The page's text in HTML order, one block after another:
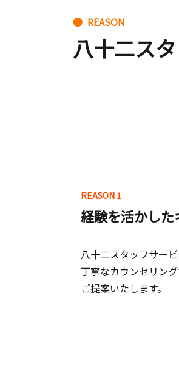
● REASON
八十二ス
REASON 1
経験を活かし
八十二スタッフサー
丁寧なカウンセリン
ご提案いたします。